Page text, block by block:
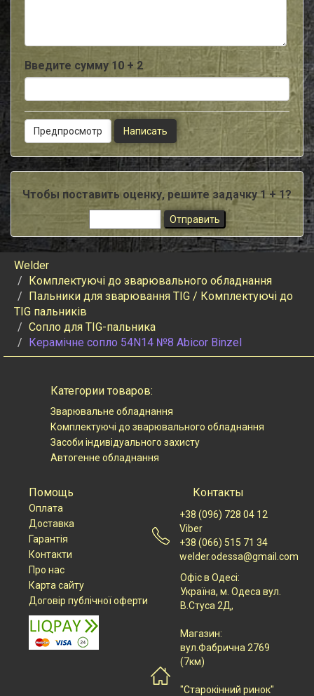
Введите сумму 10 + 2
Чтобы поставить оценку, решите задачку 1 + 1?
Welder
Комплектуючі до зварювального обладнання
Пальники для зварювання TIG / Комплектуючі до
TIG пальників
Сопло для TIG-пальника
Керамічне сопло 54N14 №8 Abicor Binzel
Категории товаров:
Зварювальне обладнання
Комплектуючі до зварювального обладнання
Засоби індивідуального захисту
Автогенне обладнання
Помощь
Оплата
Доставка
Гарантія
Контакти
Про нас
Карта сайту
Договір публічної оферти
Контакты
+38 (096) 728 04 12
Viber
+38 (066) 515 71 34
welder.odessa@gmail.com
Офіс в Одесі:
Українa, м. Одеса вул.
В.Стуса 2Д,
Магазин:
вул.Фабрична 2769
(7км)
"Старокінний ринок"